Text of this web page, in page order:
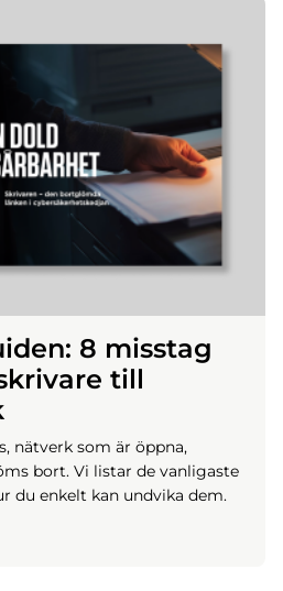
8 misstag
till
nätverk som är öppna,
bort. Vi listar de vanligaste
du enkelt kan undvika dem.